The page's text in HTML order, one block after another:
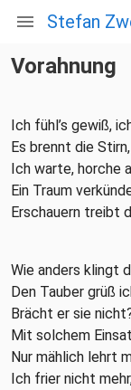
Stefan
Vorahnung
Ich fühl’s gewiß,
Es brennt die
Ich warte, horche
Ein Traum
Erschauern treibt
Wie anders klingt
Den Tauber grüß
Brächt er sie
Mit solchem
Nur mählich lehrt
Ich frier nicht